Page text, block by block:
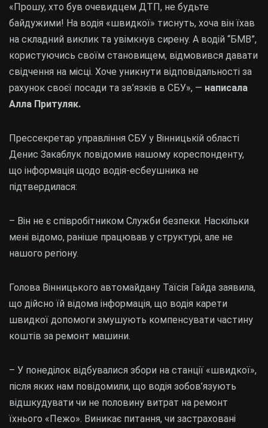
«Прошу, хто був очевидцем ДТП, не будьте
байдужими! На водія «швидкої» тиснуть, хоча він їхав
на складний виклик та увімкнув сирену. А водій “БМВ”,
користуючись своїм становищем, відмовився давати
свідчення на місці. Хоче уникнути відповідальності за
рахунок своєї посади та зв’язків в СБУ», — написала
Алла Притуляк.
Прессекретар управління СБУ у Вінницькій області
Денис Закаблук повідомив нашому кореспонденту,
що інформація щодо водія-есбеушника не
підтвердилася:
– Він не є співробітником Служби безпеки. Наскільки
мені відомо, раніше працював у структурі, але не
нашого регіону.
Голова Вінницького автомайдану Таїсія Гайда заявила,
що дійсно їй відома інформація, що водія карети
швидкої допомоги змушують компенсувати частину
коштів за ремонт машини.
– У понеділок відбувалися збори на станції «швидкої»,
після яких нам повідомили, що водія зобов’язують
відшкудувати чи не половину витрат на ремонт
їхнього «Пежо». Виникає питання, чи застраховані